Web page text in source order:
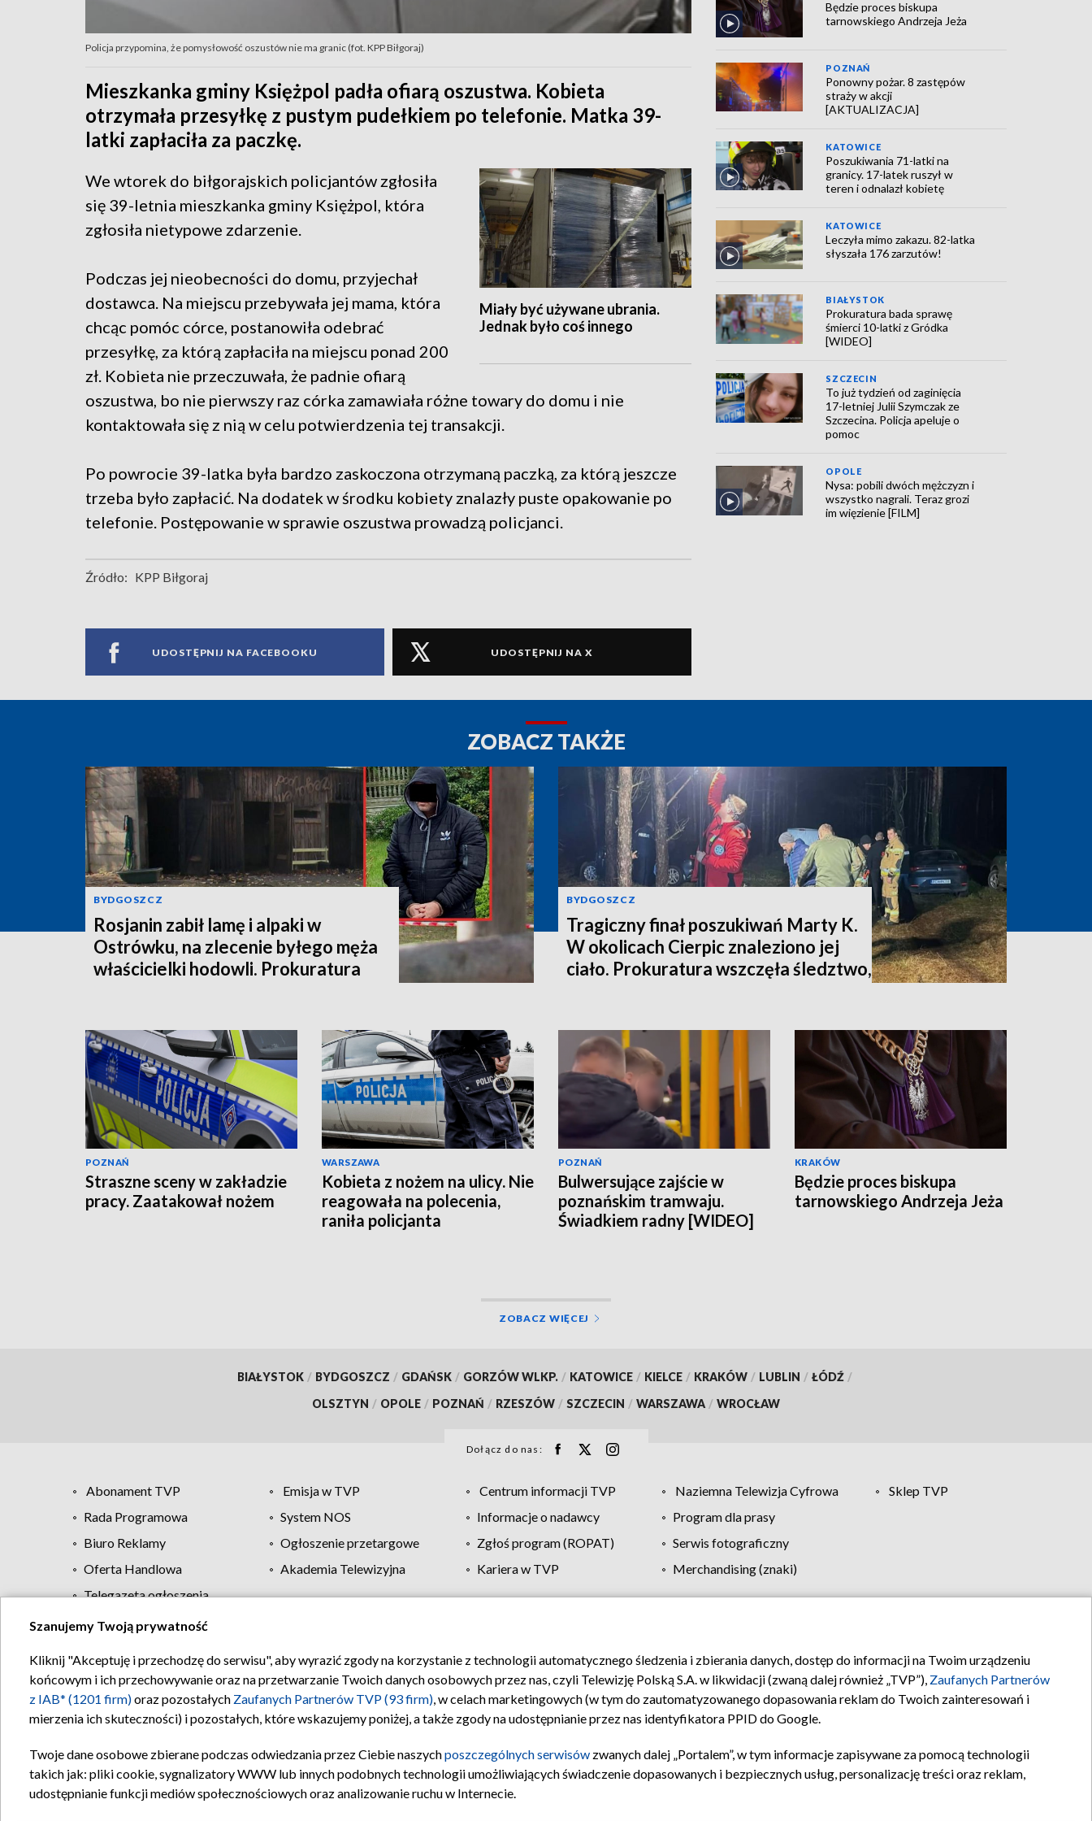
Policja przypomina, że pomysłowość oszustów nie ma granic (fot. KPP Biłgoraj)
Mieszkanka gminy Księżpol padła ofiarą oszustwa. Kobieta
otrzymała przesyłkę z pustym pudełkiem po telefonie. Matka 39-
latki zapłaciła za paczkę.
Miały być używane ubrania.
Jednak było coś innego
We wtorek do biłgorajskich policjantów zgłosiła
się 39-letnia mieszkanka gminy Księżpol, która
zgłosiła nietypowe zdarzenie.
Podczas jej nieobecności do domu, przyjechał
dostawca. Na miejscu przebywała jej mama, która
chcąc pomóc córce, postanowiła odebrać
przesyłkę, za którą zapłaciła na miejscu ponad 200
zł. Kobieta nie przeczuwała, że padnie ofiarą
oszustwa, bo nie pierwszy raz córka zamawiała różne towary do domu i nie
kontaktowała się z nią w celu potwierdzenia tej transakcji.
Po powrocie 39-latka była bardzo zaskoczona otrzymaną paczką, za którą jeszcze
trzeba było zapłacić. Na dodatek w środku kobiety znalazły puste opakowanie po
telefonie. Postępowanie w sprawie oszustwa prowadzą policjanci.
Źródło: KPP Biłgoraj
UDOSTĘPNIJ NA FACEBOOKU UDOSTĘPNIJ NA X
Będzie proces biskupa
tarnowskiego Andrzeja Jeża
POZNAŃ
Ponowny pożar. 8 zastępów
straży w akcji
[AKTUALIZACJA]
KATOWICE
Poszukiwania 71-latki na
granicy. 17-latek ruszył w
teren i odnalazł kobietę
KATOWICE
Leczyła mimo zakazu. 82-latka
słyszała 176 zarzutów!
BIAŁYSTOK
Prokuratura bada sprawę
śmierci 10-latki z Gródka
[WIDEO]
SZCZECIN
To już tydzień od zaginięcia
17-letniej Julii Szymczak ze
Szczecina. Policja apeluje o
pomoc
OPOLE
Nysa: pobili dwóch mężczyzn i
wszystko nagrali. Teraz grozi
im więzienie [FILM]
ZOBACZ TAKŻE
BYDGOSZCZ
Rosjanin zabił lamę i alpaki w
Ostrówku, na zlecenie byłego męża
właścicielki hodowli. Prokuratura
BYDGOSZCZ
Tragiczny finał poszukiwań Marty K.
W okolicach Cierpic znaleziono jej
ciało. Prokuratura wszczęła śledztwo,
POZNAŃ
Straszne sceny w zakładzie
pracy. Zaatakował nożem
WARSZAWA
Kobieta z nożem na ulicy. Nie
reagowała na polecenia,
raniła policjanta
POZNAŃ
Bulwersujące zajście w
poznańskim tramwaju.
Świadkiem radny [WIDEO]
KRAKÓW
Będzie proces biskupa
tarnowskiego Andrzeja Jeża
ZOBACZ WIĘCEJ
BIAŁYSTOK / BYDGOSZCZ / GDAŃSK / GORZÓW WLKP. / KATOWICE / KIELCE / KRAKÓW / LUBLIN / ŁÓDŹ /
OLSZTYN / OPOLE / POZNAŃ / RZESZÓW / SZCZECIN / WARSZAWA / WROCŁAW
Dołącz do nas:
Abonament TVP Emisja w TVP Centrum informacji TVP Naziemna Telewizja Cyfrowa
Sklep TVP
Rada Programowa
System NOS Informacje o nadawcy
Program dla prasy
Biuro Reklamy
Ogłoszenie przetargowe Zgłoś program (ROPAT)
Serwis fotograficzny
Oferta Handlowa
Akademia Telewizyjna Kariera w TVP
Merchandising (znaki)
Telegazeta ogłoszenia
Regulamin TVP Polityka prywatności Moje zgody Pomoc Biuro reklamy Kontakt
Szanujemy Twoją prywatność
Kliknij "Akceptuję i przechodzę do serwisu", aby wyrazić zgody na korzystanie z technologii automatycznego śledzenia i zbierania danych, dostęp do informacji na Twoim urządzeniu
końcowym i ich przechowywanie oraz na przetwarzanie Twoich danych osobowych przez nas, czyli Telewizję Polską S.A. w likwidacji (zwaną dalej również „TVP”), Zaufanych Partnerów
z IAB* (1201 firm)oraz pozostałych Zaufanych Partnerów TVP (93 firm), w celach marketingowych (w tym do zautomatyzowanego dopasowania reklam do Twoich zainteresowań i
mierzenia ich skuteczności) i pozostałych, które wskazujemy poniżej, a także zgody na udostępnianie przez nas identyfikatora PPID do Google.
Twoje dane osobowe zbierane podczas odwiedzania przez Ciebie naszychposzczególnych serwisów zwanych dalej „Portalem”, w tym informacje zapisywane za pomocą technologii
takich jak: pliki cookie, sygnalizatory WWW lub innych podobnych technologii umożliwiających świadczenie dopasowanych i bezpiecznych usług, personalizację treści oraz reklam,
udostępnianie funkcji mediów społecznościowych oraz analizowanie ruchu w Internecie.